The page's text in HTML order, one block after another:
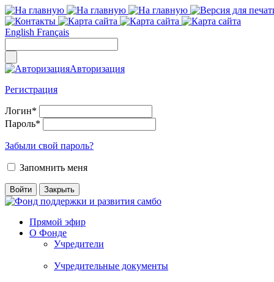
English Français
Авторизация
Регистрация
Логин*
Пароль*
Забыли свой пароль?
Запомнить меня
Прямой эфир
О Фонде
Учредители
Учредительные документы